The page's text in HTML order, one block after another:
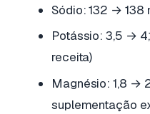
Sódio: 132 → 138
Potássio: 3,5 →
receita)
Magnésio: 1,8 →
suplementação